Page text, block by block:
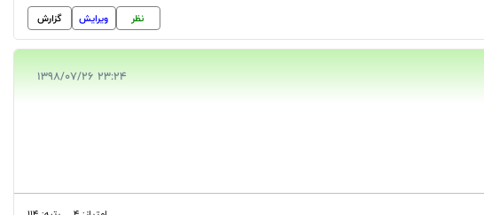
نظر
ویرایش گزارش
23:24 1398/07/26